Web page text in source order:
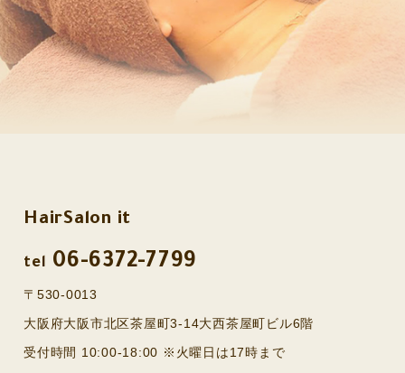
HairSalon it
tel 06-6372-7799
〒530-0013
大阪府大阪市北区茶屋町3-14大西茶屋町ビル6階
受付時間 10:00-18:00 ※火曜日は17時まで